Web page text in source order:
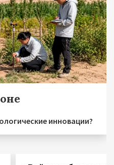
инновации?